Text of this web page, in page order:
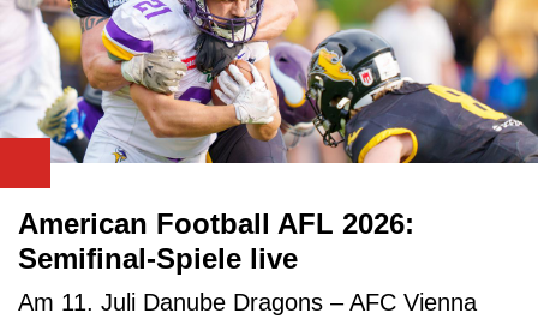
American Football AFL 2026:
Semifinal-Spiele live
Am 11. Juli Danube Dragons – AFC Vienna